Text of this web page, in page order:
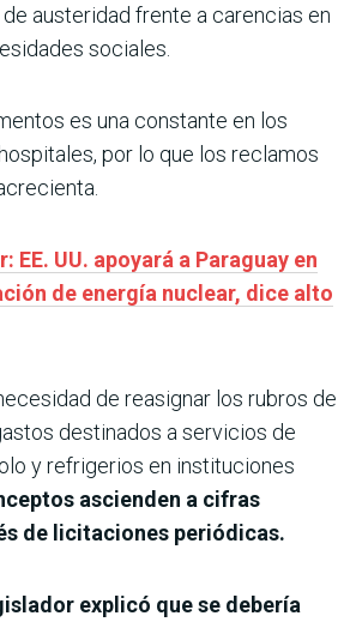
austeridad frente a carencias en
sociales.
es una constante en los
por lo que los reclamos
EE. UU. apoyará a Paraguay en
de energía nuclear, dice alto
de reasignar los rubros de
destinados a servicios de
y refrigerios en instituciones
ascienden a cifras
de licitaciones periódicas.
explicó que se debería